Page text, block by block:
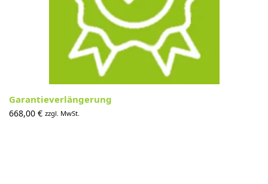
Garantieverlängerung
668,00 € zzgl. MwSt.